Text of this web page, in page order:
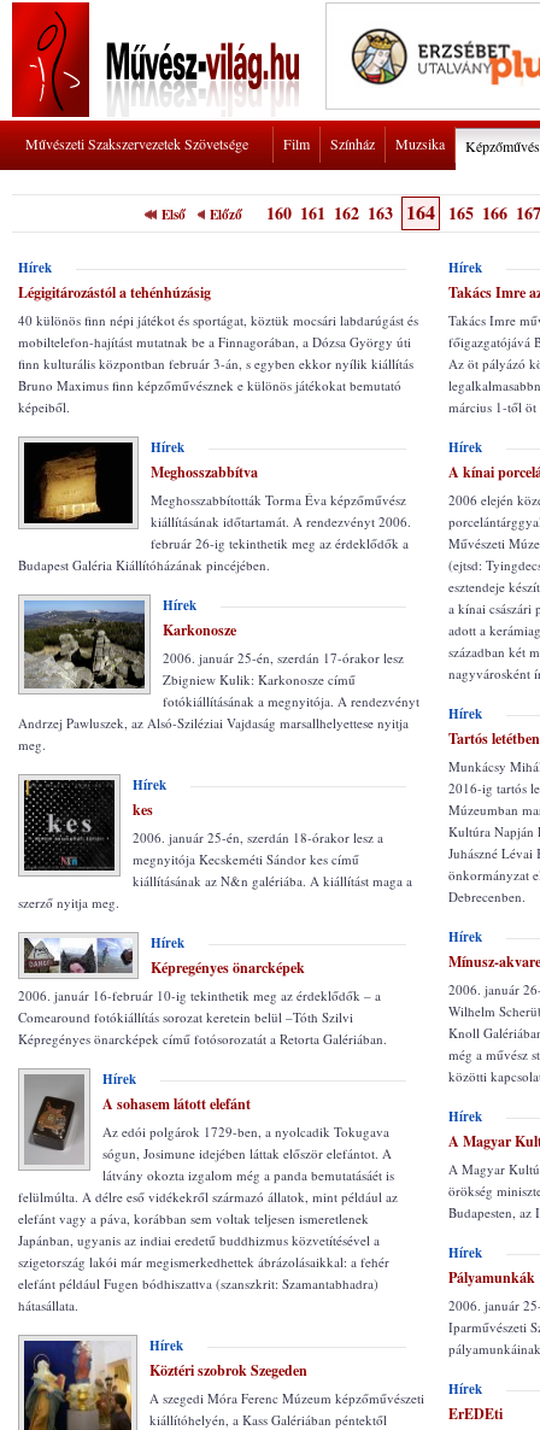
Művészeti Szakszervezetek Szövetsége Film Színház Muzsika
Első Előző 160 161 162 163 164 165 166 167
Hírek
Légigitározástól a tehénhúzásig
40 különös finn népi játékot és sportágat, köztük mocsári labdarúgást és
mobiltelefon-hajítást mutatnak be a Finnagorában, a Dózsa György úti
finn kulturális központban február 3-án, s egyben ekkor nyílik kiállítás
Bruno Maximus finn képzőművésznek e különös játékokat bemutató
képeiből.
Hírek
Meghosszabbítva
Meghosszabbították Torma Éva képzőművész
kiállításának időtartamát. A rendezvényt 2006.
február 26-ig tekinthetik meg az érdeklődők a
Budapest Galéria Kiállítóházának pincéjében.
Hírek
Karkonosze
2006. január 25-én, szerdán 17-órakor lesz
Zbigniew Kulik: Karkonosze című
fotókiállításának a megnyitója. A rendezvényt
Andrzej Pawluszek, az Alsó-Sziléziai Vajdaság marsallhelyettese nyitja
meg.
Hírek
kes
2006. január 25-én, szerdán 18-órakor lesz a
megnyitója Kecskeméti Sándor kes című
kiállításának az N&n galériába. A kiállítást maga a
szerző nyitja meg.
Hírek
Képregényes önarcképek
2006. január 16-február 10-ig tekinthetik meg az érdeklődők – a
Comearound fotókiállítás sorozat keretein belül –Tóth Szilvi
Képregényes önarcképek című fotósorozatát a Retorta Galériában.
Hírek
A sohasem látott elefánt
Az edói polgárok 1729-ben, a nyolcadik Tokugava
sógun, Josimune idejében láttak először elefántot. A
látvány okozta izgalom még a panda bemutatásáét is
felülmúlta. A délre eső vidékekről származó állatok, mint például az
elefánt vagy a páva, korábban sem voltak teljesen ismeretlenek
Japánban, ugyanis az indiai eredetű buddhizmus közvetítésével a
szigetország lakói már megismerkedhettek ábrázolásaikkal: a fehér
elefánt például Fugen bódhiszattva (szanszkrit: Szamantabhadra)
hátasállata.
Hírek
Köztéri szobrok Szegeden
A szegedi Móra Ferenc Múzeum képzőművészeti
kiállítóhelyén, a Kass Galériában péntektől
Hírek
Takács Imre
Takács Imre
főigazgatójává
Az öt pályázó
március 1-től öt
Hírek
A kínai
2006 elején
Művészeti
(ejtsd:
esztendeje
a kínai császári
adott a
században két
nagyvárosként
Hírek
Tartós
Munkácsy
2016-ig tartós
Múzeumban
Kultúra Napján
Juhászné
önkormányzat
Debrecenben.
Hírek
Mínusz-
2006. január
Wilhelm
Knoll
még a művész
közötti
Hírek
A Magyar
A Magyar
örökség
Budapesten, az
Hírek
Pályamunkák
2006. január
Iparművészeti
Hírek
ErEDEti